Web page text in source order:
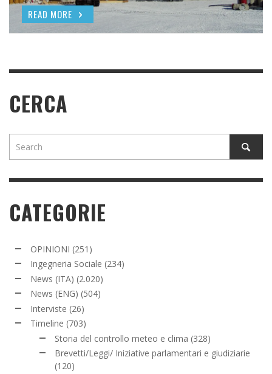
READ MORE
READ MORE
CERCA
CATEGORIE
OPINIONI (251)
Ingegneria Sociale (234)
News (ITA) (2.020)
News (ENG) (504)
Interviste (26)
Timeline (703)
Storia del controllo meteo e clima (328)
Brevetti/Leggi/ Iniziative parlamentari e giudiziarie
(120)